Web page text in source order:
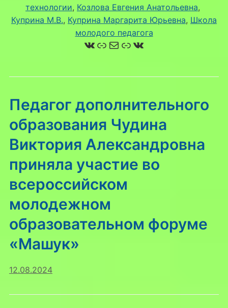
технологии, Козлова Евгения Анатольевна
Куприна М.В., Куприна Маргарита Юрьевна, Школа
молодого педагога
ВКонтакте
Ссылка
Почта
Ссылка
ВКонтакте
Педагог дополнительного
образования Чудина
Виктория Александровна
приняла участие во
всероссийском
молодежном
образовательном форуме
«Машук»
12.08.2024